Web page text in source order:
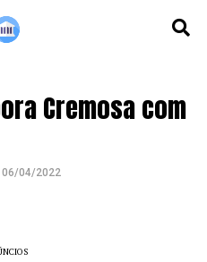
Cremosa com
06/04/2022